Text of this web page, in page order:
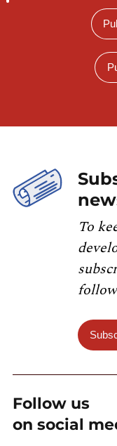
To
Follow us
on social